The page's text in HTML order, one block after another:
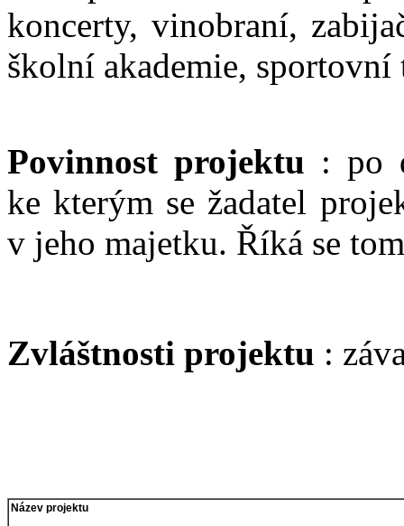
koncerty, vinobraní,
školní akademie, sportovní
Povinnost projektu : po
ke kterým se žadatel
v jeho majetku. Říká se
Zvláštnosti projektu :
Název projektu